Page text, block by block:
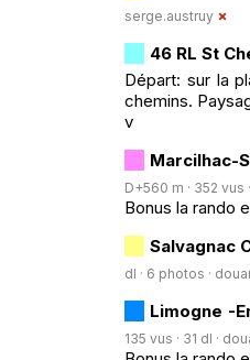
serge.austruy
46 RL St
Départ: sur la
chemins.
v
Marcilhac-
D+560 m · 352 vus
Bonus la rando
Salvagnac
dl · 6 photos ·
Limogne -
135 vus · 31 dl ·